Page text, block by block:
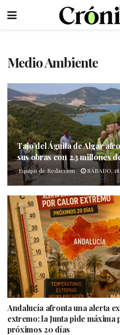
Medio Ambiente
Tajo del Águila de Algar
sus obras con 2,3 millones
Equipo de Redaccion SÁBADO,
Andalucía afronta una alerta
extremo: la Junta pide
próximos 20 días